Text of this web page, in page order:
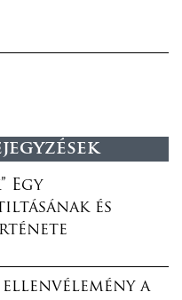
Egy
és
ellenvélemény a